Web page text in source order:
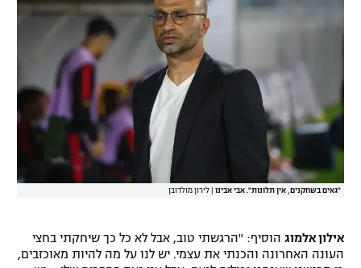
"גאים בשחקנים, אין תלונות". אבי אבינו לירון מולדובן
אילון אלמוג הוסיף: "הרגשתי טוב, אבל לא כל כך שיחקתי בחצי
העונה האחרונה והכנתי את עצמי. יש לנו על מה להיות מאוכזבים,